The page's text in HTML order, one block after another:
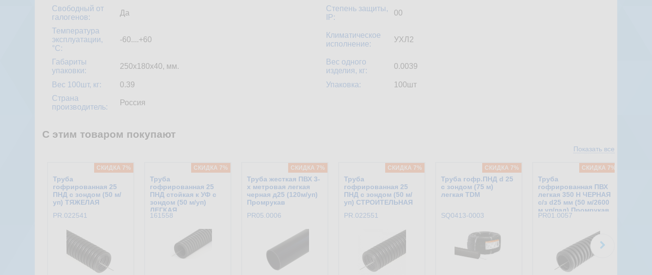
Свободный от
галогенов:
Да
Степень защиты,
IP:
00
Температура
эксплуатации,
°С:
-60....+60
Климатическое
исполнение:
УХЛ2
Габариты
упаковки:
250х180х40, мм.
Вес одного
изделия, кг:
0.0039
Вес 100шт, кг: 0.39 Упаковка:
100шт
Страна
производитель:
Россия
С этим товаром покупают
Труба
гофрированная 25
ПНД с зондом (50 м/
уп) ТЯЖЕЛАЯ
PR.022541
CКИДКА 7%
Труба
гофрированная 25
ПНД стойкая к УФ с
зондом (50 м/уп)
ЛЕГКАЯ
161558
CКИДКА 7%
Труба жесткая ПВХ 3-
х метровая легкая
черная д25 (120м/уп)
Промрукав
PR05.0006
CКИДКА 7%
Труба
гофрированная 25
ПНД с зондом (50 м/
уп) СТРОИТЕЛЬНАЯ
PR.022551
CКИДКА 7%
Труба гофр.ПНД d 25
с зондом (75 м)
легкая TDM
SQ0413-0003
CКИДКА 7%
Труба
гофрированная ПВХ
легкая 350 Н ЧЕРНАЯ
с/з d25 мм (50 м/2600
м уп/пал) Промрукав
PR01.0057
CКИДКА 7%
Показать все